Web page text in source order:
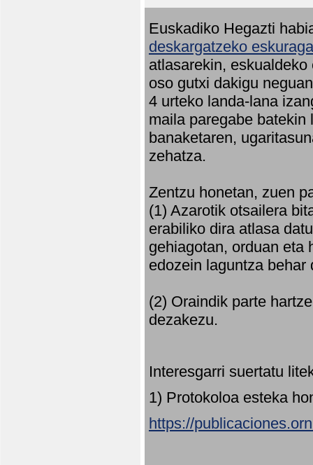
Euskadiko Hegazti
deskargatzeko
atlasarekin,
oso gutxi dakigu
4 urteko landa-lana
maila paregabe
banaketaren,
zehatza.
Zentzu honetan, zuen
(1) Azarotik otsailera
erabiliko dira atlasa
gehiagotan, orduan eta
edozein laguntza behar
(2) Oraindik parte
dezakezu.
Interesgarri suertatu
1) Protokoloa esteka
https://